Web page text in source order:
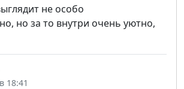
не особо
но за то внутри очень уютно,
18:41